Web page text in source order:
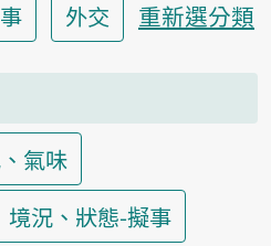
外交 重新選分類
氣味
境況、狀態-擬事